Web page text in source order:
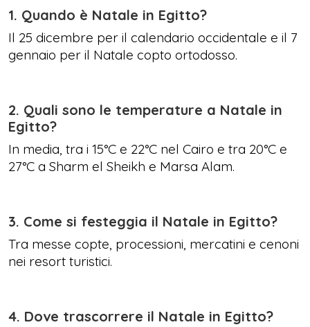
1. Quando è Natale in Egitto?
Il 25 dicembre per il calendario occidentale e il 7
gennaio per il Natale copto ortodosso.
2. Quali sono le temperature a Natale in
Egitto?
In media, tra i 15°C e 22°C nel Cairo e tra 20°C e
27°C a Sharm el Sheikh e Marsa Alam.
3. Come si festeggia il Natale in Egitto?
Tra messe copte, processioni, mercatini e cenoni
nei resort turistici.
4. Dove trascorrere il Natale in Egitto?